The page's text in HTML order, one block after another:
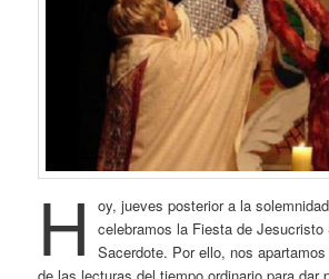
H
oy, jueves posterior a la
celebramos la Fiesta de Jesucristo
Sacerdote. Por ello, nos
de las lecturas del tiempo ordinario para dar